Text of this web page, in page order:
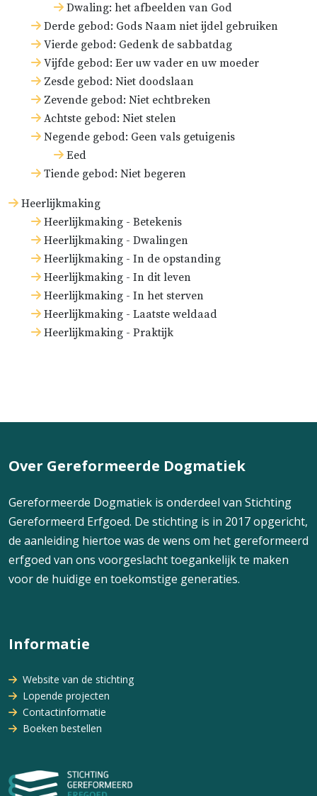
Dwaling: het afbeelden van God
Derde gebod: Gods Naam niet ijdel gebruiken
Vierde gebod: Gedenk de sabbatdag
Vijfde gebod: Eer uw vader en uw moeder
Zesde gebod: Niet doodslaan
Zevende gebod: Niet echtbreken
Achtste gebod: Niet stelen
Negende gebod: Geen vals getuigenis
Eed
Tiende gebod: Niet begeren
Heerlijkmaking
Heerlijkmaking - Betekenis
Heerlijkmaking - Dwalingen
Heerlijkmaking - In de opstanding
Heerlijkmaking - In dit leven
Heerlijkmaking - In het sterven
Heerlijkmaking - Laatste weldaad
Heerlijkmaking - Praktijk
Over Gereformeerde Dogmatiek
Gereformeerde Dogmatiek is onderdeel van Stichting
Gereformeerd Erfgoed. De stichting is in 2017 opgericht,
de aanleiding hiertoe was de wens om het gereformeerd
erfgoed van ons voorgeslacht toegankelijk te maken
voor de huidige en toekomstige generaties.
Informatie
Website van de stichting
Lopende projecten
Contactinformatie
Boeken bestellen